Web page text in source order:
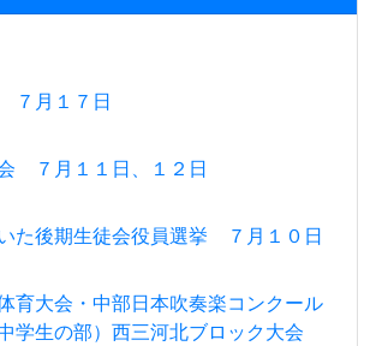
７月１７日
７月１１日、１２日
た後期生徒会役員選挙 ７月１０日
育大会・中部日本吹奏楽コンクール
学生の部）西三河北ブロック大会